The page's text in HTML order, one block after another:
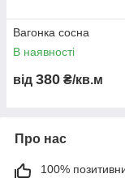
Вагонка сосна
В наявності
від 380 ₴/кв.м
Про нас
100%